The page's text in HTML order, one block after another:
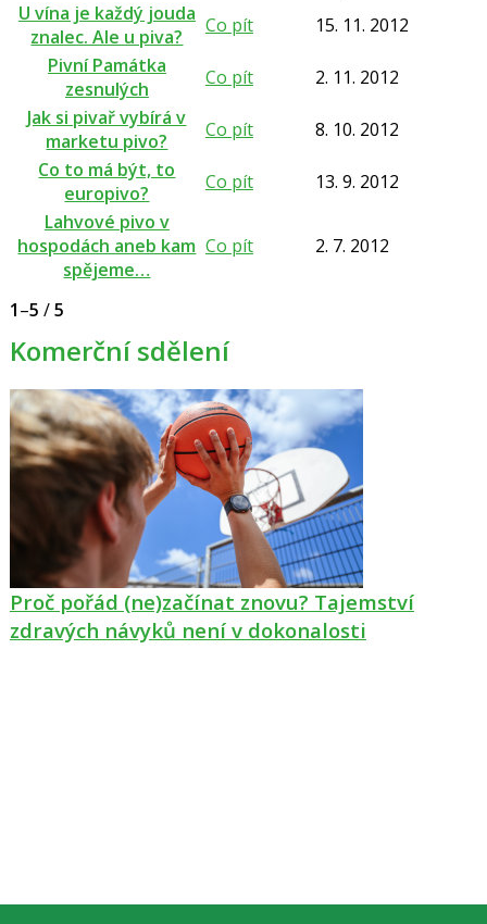
U vína je každý jouda
znalec. Ale u piva?
Co pít
15. 11. 2012
Pivní Památka
zesnulých
Co pít
2. 11. 2012
Jak si pivař vybírá v
marketu pivo?
Co pít
8. 10. 2012
Co to má být, to
europivo?
Co pít
13. 9. 2012
Lahvové pivo v
hospodách aneb kam
spějeme…
Co pít 2. 7. 2012
1–5 /5
Komerční sdělení
Proč pořád (ne)začínat znovu? Tajemství
zdravých návyků není v dokonalosti